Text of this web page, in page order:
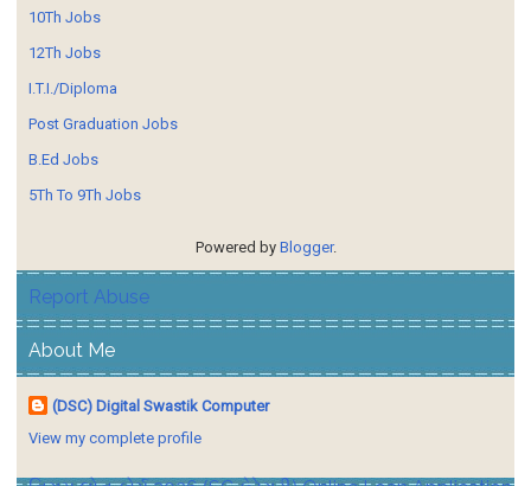
10Th Jobs
12Th Jobs
I.T.I./Diploma
Post Graduation Jobs
B.Ed Jobs
5Th To 9Th Jobs
Powered by Blogger.
Report Abuse
About Me
(DSC) Digital Swastik Computer
View my complete profile